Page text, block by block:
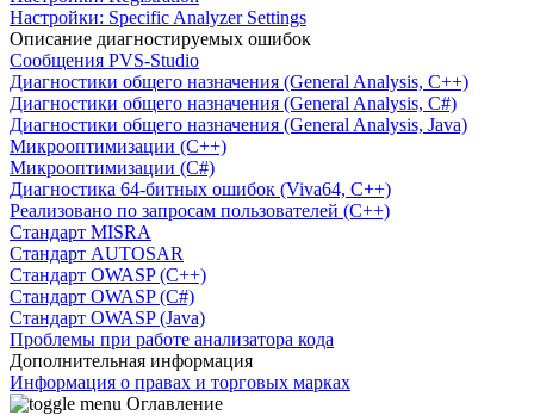
Настройки: Specific Analyzer Settings
Описание диагностируемых ошибок
Сообщения PVS-Studio
Диагностики общего назначения (General Analysis, C++)
Диагностики общего назначения (General Analysis, C#)
Диагностики общего назначения (General Analysis, Java)
Микрооптимизации (C++)
Микрооптимизации (C#)
Диагностика 64-битных ошибок (Viva64, C++)
Реализовано по запросам пользователей (C++)
Cтандарт MISRA
Стандарт AUTOSAR
Стандарт OWASP (C++)
Стандарт OWASP (C#)
Стандарт OWASP (Java)
Проблемы при работе анализатора кода
Дополнительная информация
Информация о правах и торговых марках
Оглавление